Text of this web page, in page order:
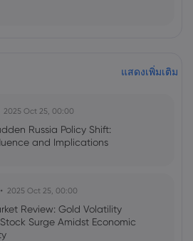
2024 Dec 17, 16:00
Morning Note
แสดงเพิ่มเติม
2025 Oct 25, 00:00
Russia Policy Shift:
and Implications
2025 Oct 25, 00:00
Review: Gold Volatility
Surge Amidst Economic